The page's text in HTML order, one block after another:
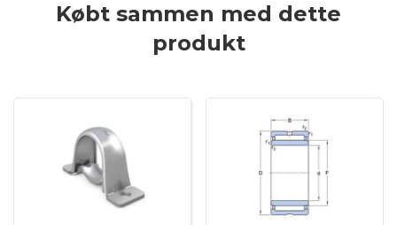
Købt sammen med dette
produkt